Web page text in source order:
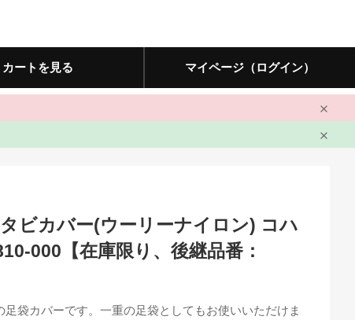
カートを見る マイページ（ログイン）
ビカバー(ウーリーナイロン) コハ
000【在庫限り、後継品番：
袋カバーです。一重の足袋としてもお使いいただけま